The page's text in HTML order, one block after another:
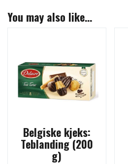
You may also like…
Belgiske kjeks:
Teblanding (200
g)